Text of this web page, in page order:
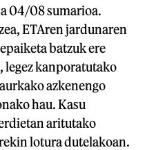
04/08 sumarioa.
ETAren jardunaren
batzuk ere
legez kanporatutako
azkenengo
hau. Kasu
aritutako
lotura dutelakoan.